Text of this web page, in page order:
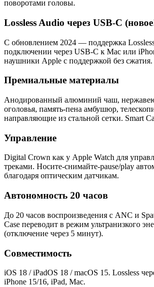
поворотами головы.
Lossless Audio через USB-C
С обновлением 2024 — поддержка
подключении через USB-C к Mac или
наушники Apple с поддержкой без сжатия.
Премиальные материалы
Анодированный алюминий чаш,
оголовья, память-пена амбушюр,
направляющие из стальной сетки. Smart
Управление
Digital Crown как у Apple Watch для
треками. Носите-снимайте-pause/play
благодаря оптическим датчикам.
Автономность 20 часов
До 20 часов воспроизведения с ANC и
Case переводит в режим ультранизкого
(отключение через 5 минут).
Совместимость
iOS 18 / iPadOS 18 / macOS 15. Lossless
iPhone 15/16, iPad, Mac.